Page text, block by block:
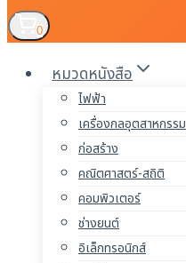
0
หมวดหนังสือ
ไฟฟ้า
เครื่องกลอุตสาหกรรม
ก่อสร้าง
คณิตศาสตร์-สถิติ
คอมพิวเตอร์
ช่างยนต์
อิเล็กทรอนิกส์